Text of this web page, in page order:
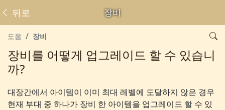
장비
뒤로
도움 장비
장비를 어떻게 업그레이드 할 수 있습니
까?
대장간에서 아이템이 이미 최대 레벨에 도달하지 않은 경우
현재 부대 중 하나가 장비 한 아이템을 업그레이드 할 수 있